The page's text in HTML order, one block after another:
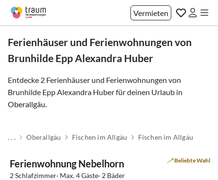
Vermieten
Ferienhäuser und Ferienwohnungen von
Brunhilde Epp Alexandra Huber
Entdecke 2 Ferienhäuser und Ferienwohnungen von
Brunhilde Epp Alexandra Huber für deinen Urlaub in
Oberallgäu.
. . . Oberallgäu Fischen im Allgäu Fischen im Allgäu
Ferienwohnung Nebelhorn Beliebte Wahl
2 Schlafzimmer· Max. 4 Gäste· 2 Bäder